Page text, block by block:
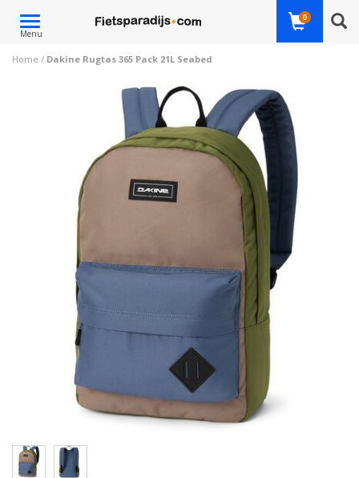
Toggle
navigation
Menu
0
Home / Dakine Rugtas 365 Pack 21L Seabed